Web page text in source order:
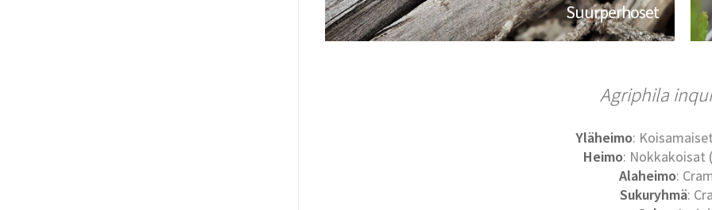
Suurperhoset
Agriphila
Yläheimo:
Heimo: Nokkakoisat
Alaheimo:
Sukuryhmä: